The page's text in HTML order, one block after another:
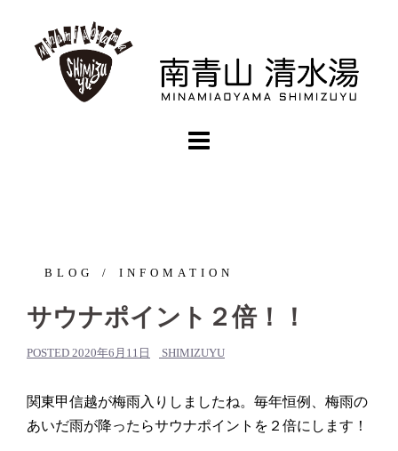
BLOG INFOMATION
サウナポイント２倍！！
POSTED 2020年6月11日 SHIMIZUYU
関東甲信越が梅雨入りしましたね。毎年恒例、梅雨の
あいだ雨が降ったらサウナポイントを２倍にします！